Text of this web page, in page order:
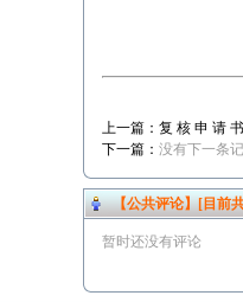
上一篇： 复 核 申 请 书
下一篇： 没有下一条
【公共评论】[目前
暂时还没有评论